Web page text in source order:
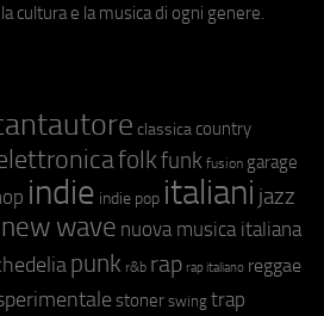
cultura e la musica di ogni genere.
classica country
folkfunk fusion garage
indie indie pop italiani jazz
new wave nuova musica italiana
punk r&b rap rap italiano reggae
stoner swing trap